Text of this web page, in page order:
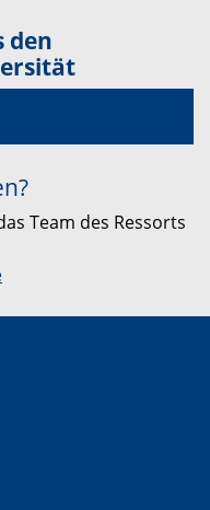
den
Team des Ressorts